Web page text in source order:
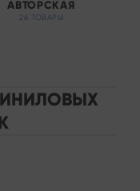
АВТОРСКАЯ
26 ТОВАРЫ